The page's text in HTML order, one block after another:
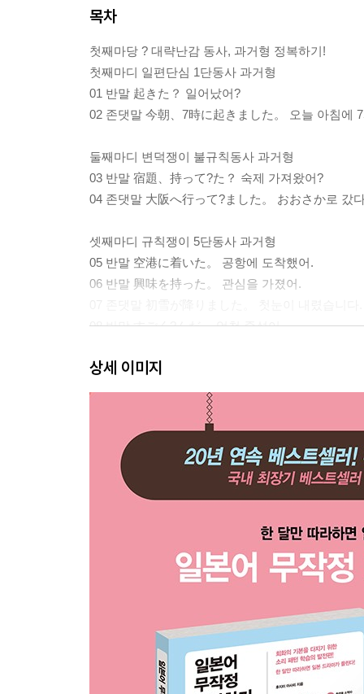
목차
첫째마당 ? 대략난감 동사, 과거형 정복하기!
첫째마디 일편단심 1단동사 과거형
01 반말 起きた？ 일어났어?
02 존댓말 今朝、7時に起きました。 오늘 아침에
둘째마디 변덕쟁이 불규칙동사 과거형
03 반말 宿題、持って?た？ 숙제 가져왔어?
04 존댓말 大阪へ行って?ました。 おおさか로 갔
셋째마디 규칙쟁이 5단동사 과거형
05 반말 空港に着いた。 공항에 도착했어.
06 반말 興味を持った。 관심을 가졌어.
08 반말 すごく?んだ。 엄청 줄섰어.
10 존댓말 切符を無くしました。 표를 잃어버렸습
넷째마디 동사 과거형을 이용하여 말해 보자!
11 반말 日本に行ったことがない。 일본에 간 적
12 존댓말 富士山に登ったんですか。 ふじ산에
13 반말 運動した方がいい。 운동하는 편이 좋아.
14 존댓말 ?を塗らない方がいいです。 약을 바르
둘째마당 ? 한국인 티를 벗어나자!
다섯째마디 내가 원하는 것을 표현하기!
15 반말 それ、ちょうだい。 그거, 줘.
17 반말 ?いたい！ 보고 싶어!
18 존댓말 ?みに行きたいです。 술 마시러 가고 싶
여섯째마디 한국 사람이 잘 틀리는 표현들
상세 이미지